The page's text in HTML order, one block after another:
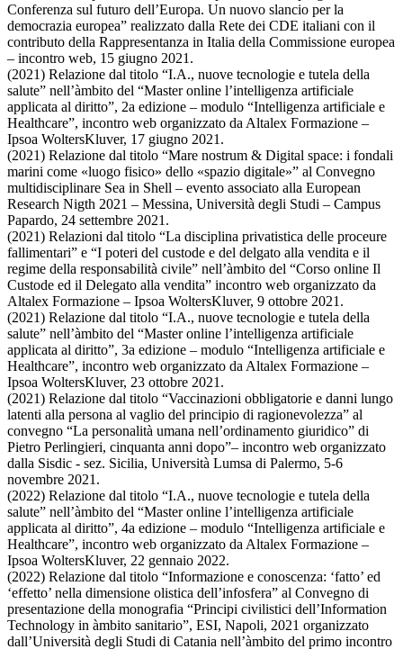
Conferenza sul futuro dell’Europa. Un nuovo slancio per la
democrazia europea” realizzato dalla Rete dei CDE italiani con il
contributo della Rappresentanza in Italia della Commissione europea
– incontro web, 15 giugno 2021.
(2021) Relazione dal titolo “I.A., nuove tecnologie e tutela della
salute” nell’àmbito del “Master online l’intelligenza artificiale
applicata al diritto”, 2a edizione – modulo “Intelligenza artificiale e
Healthcare”, incontro web organizzato da Altalex Formazione –
Ipsoa WoltersKluver, 17 giugno 2021.
(2021) Relazione dal titolo “Mare nostrum & Digital space: i fondali
marini come «luogo fisico» dello «spazio digitale»” al Convegno
multidisciplinare Sea in Shell – evento associato alla European
Research Nigth 2021 – Messina, Università degli Studi – Campus
Papardo, 24 settembre 2021.
(2021) Relazioni dal titolo “La disciplina privatistica delle proceure
fallimentari” e “I poteri del custode e del delgato alla vendita e il
regime della responsabilità civile” nell’àmbito del “Corso online Il
Custode ed il Delegato alla vendita” incontro web organizzato da
Altalex Formazione – Ipsoa WoltersKluver, 9 ottobre 2021.
(2021) Relazione dal titolo “I.A., nuove tecnologie e tutela della
salute” nell’àmbito del “Master online l’intelligenza artificiale
applicata al diritto”, 3a edizione – modulo “Intelligenza artificiale e
Healthcare”, incontro web organizzato da Altalex Formazione –
Ipsoa WoltersKluver, 23 ottobre 2021.
(2021) Relazione dal titolo “Vaccinazioni obbligatorie e danni lungo
latenti alla persona al vaglio del principio di ragionevolezza” al
convegno “La personalità umana nell’ordinamento giuridico” di
Pietro Perlingieri, cinquanta anni dopo”– incontro web organizzato
dalla Sisdic - sez. Sicilia, Università Lumsa di Palermo, 5-6
novembre 2021.
(2022) Relazione dal titolo “I.A., nuove tecnologie e tutela della
salute” nell’àmbito del “Master online l’intelligenza artificiale
applicata al diritto”, 4a edizione – modulo “Intelligenza artificiale e
Healthcare”, incontro web organizzato da Altalex Formazione –
Ipsoa WoltersKluver, 22 gennaio 2022.
(2022) Relazione dal titolo “Informazione e conoscenza: ‘fatto’ ed
‘effetto’ nella dimensione olistica dell’infosfera” al Convegno di
presentazione della monografia “Principi civilistici dell’Information
Technology in àmbito sanitario”, ESI, Napoli, 2021 organizzato
dall’Università degli Studi di Catania nell’àmbito del primo incontro